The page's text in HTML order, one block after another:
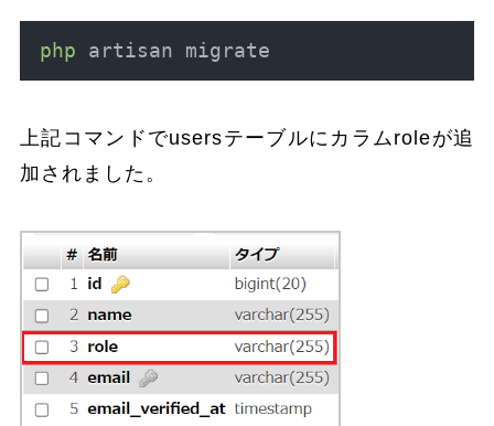
php artisan migrate
上記コマンドでusersテーブルにカラムroleが追
加されました。